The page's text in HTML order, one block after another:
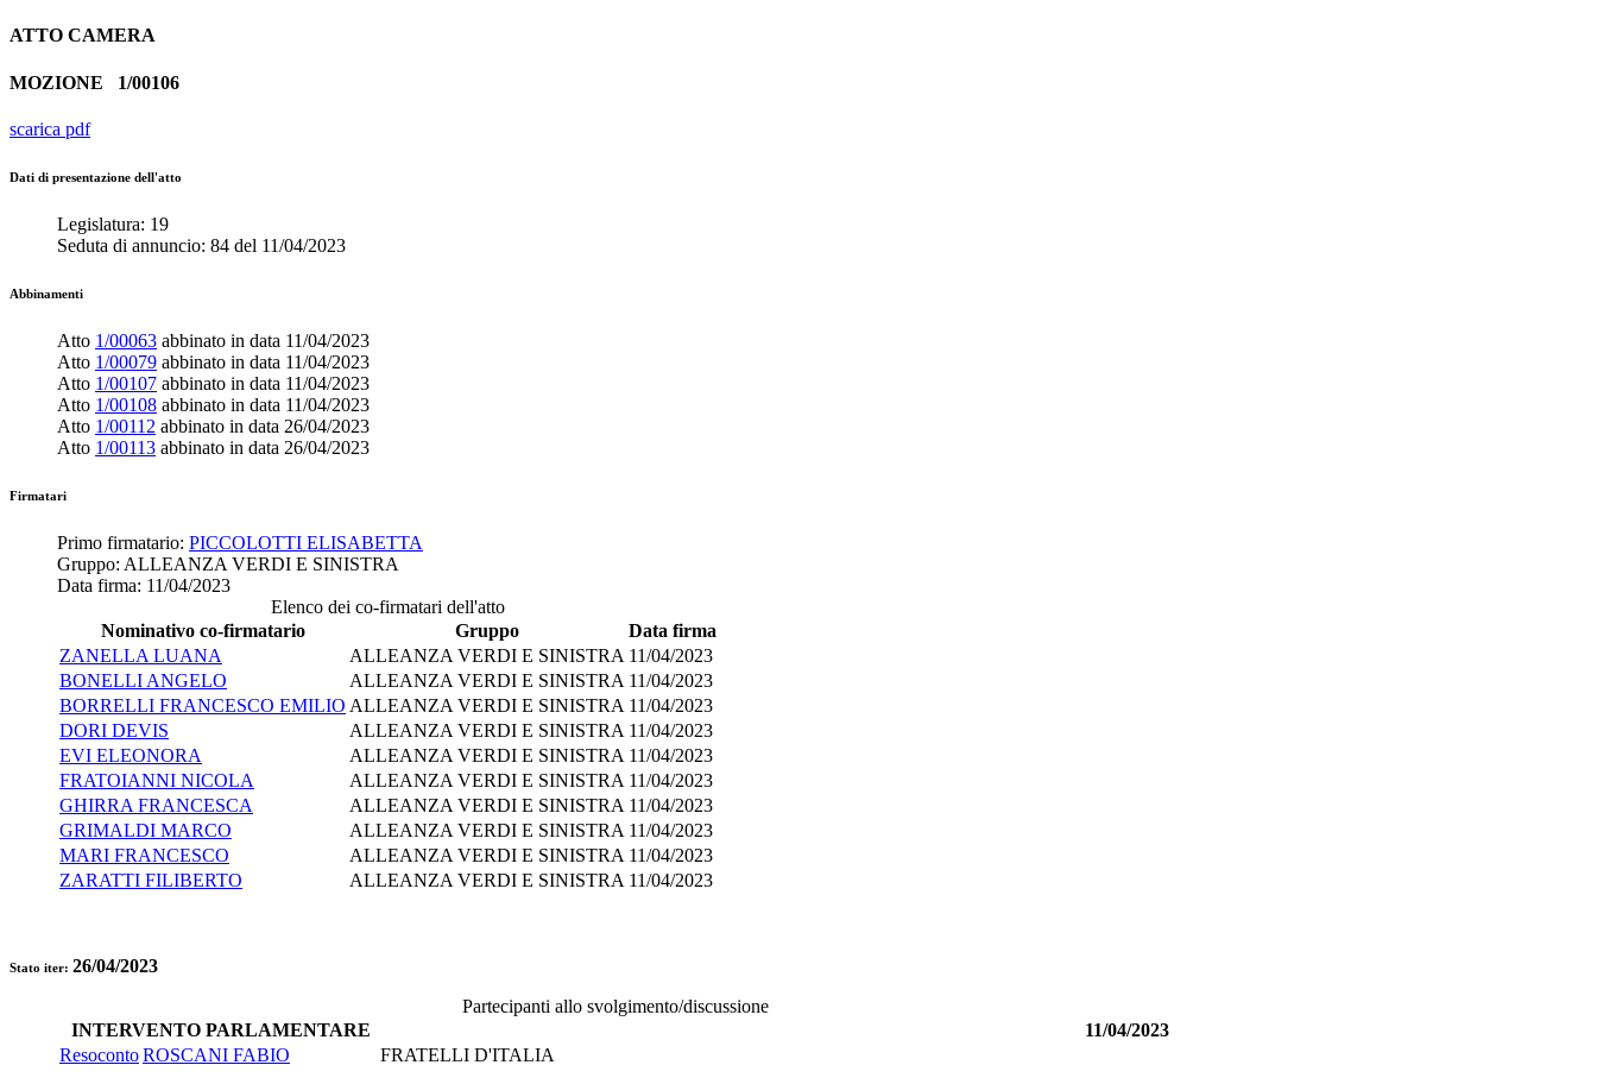
ATTO CAMERA
MOZIONE 1/00106
scarica pdf
Dati di presentazione dell'atto
Legislatura: 19
Seduta di annuncio: 84 del 11/04/2023
Abbinamenti
Atto 1/00063 abbinato in data 11/04/2023
Atto 1/00079 abbinato in data 11/04/2023
Atto 1/00107 abbinato in data 11/04/2023
Atto 1/00108 abbinato in data 11/04/2023
Atto 1/00112 abbinato in data 26/04/2023
Atto 1/00113 abbinato in data 26/04/2023
Firmatari
Primo firmatario: PICCOLOTTI ELISABETTA
Gruppo: ALLEANZA VERDI E SINISTRA
Data firma: 11/04/2023
Elenco dei co-firmatari dell'atto
Nominativo co-firmatario
Gruppo
Data firma
ZANELLA LUANA
ALLEANZA VERDI E SINISTRA 11/04/2023
BONELLI ANGELO
ALLEANZA VERDI E SINISTRA 11/04/2023
BORRELLI FRANCESCO EMILIO ALLEANZA VERDI E SINISTRA 11/04/2023
DORI DEVIS
ALLEANZA VERDI E SINISTRA 11/04/2023
EVI ELEONORA
ALLEANZA VERDI E SINISTRA 11/04/2023
FRATOIANNI NICOLA
ALLEANZA VERDI E SINISTRA 11/04/2023
GHIRRA FRANCESCA
ALLEANZA VERDI E SINISTRA 11/04/2023
GRIMALDI MARCO
ALLEANZA VERDI E SINISTRA 11/04/2023
MARI FRANCESCO
ALLEANZA VERDI E SINISTRA 11/04/2023
ZARATTI FILIBERTO
ALLEANZA VERDI E SINISTRA 11/04/2023
Stato iter: 26/04/2023
Partecipanti allo svolgimento/discussione
INTERVENTO PARLAMENTARE
11/04/2023
ResocontoROSCANI FABIO FRATELLI D'ITALIA